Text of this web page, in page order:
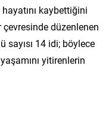
kaybettiğini
çevresinde düzenlenen
sayısı 14 idi; böylece
yitirenlerin